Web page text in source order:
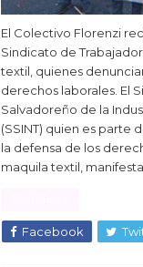
El Colectivo Florenzi
Sindicato de
textil, quienes
derechos laborales. El
Salvadoreño de la
(SSINT) quien es parte
la defensa de los
maquila textil,
Facebook